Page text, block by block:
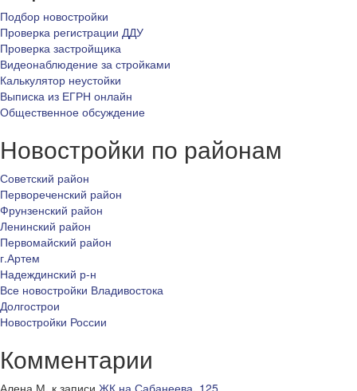
Подбор новостройки
Проверка регистрации ДДУ
Проверка застройщика
Видеонаблюдение за стройками
Калькулятор неустойки
Выписка из ЕГРН онлайн
Общественное обсуждение
Новостройки по районам
Советский район
Первореченский район
Фрунзенский район
Ленинский район
Первомайский район
г.Артем
Надеждинский р-н
Все новостройки Владивостока
Долгострои
Новостройки России
Комментарии
Алена М. к записи ЖК на Сабанеева, 125